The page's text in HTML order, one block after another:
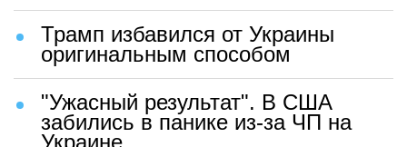
Трамп избавился от Украины
оригинальным способом
"Ужасный результат". В США
забились в панике из-за ЧП на